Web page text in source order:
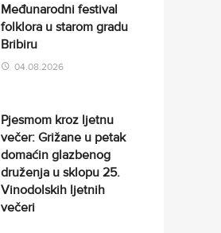
Međunarodni festival
folklora u starom gradu
Bribiru
04.08.2026
Pjesmom kroz ljetnu
večer: Grižane u petak
domaćin glazbenog
druženja u sklopu 25.
Vinodolskih ljetnih
večeri